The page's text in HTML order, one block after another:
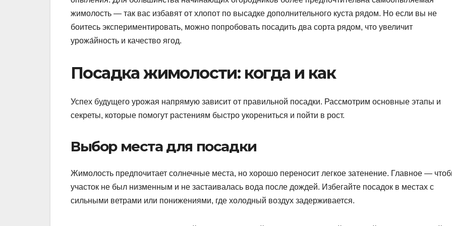
жимолость — так вас избавят от хлопот по высадке дополнительного куста рядом. Но если вы не
боитесь экспериментировать, можно попробовать посадить два сорта рядом, что увеличит
урожа́йность и качество ягод.
Посадка жимолости: когда и как
Успех будущего урожая напрямую зависит от правильной посадки. Рассмотрим основные этапы и
секреты, которые помогут растениям быстро укорениться и пойти в рост.
Выбор места для посадки
Жимолость предпочитает солнечные места, но хорошо переносит легкое затенение. Главное —
участок не был низменным и не застаивалась вода после дождей. Избегайте посадок в местах с
сильными ветрами или понижениями, где холодный воздух задерживается.